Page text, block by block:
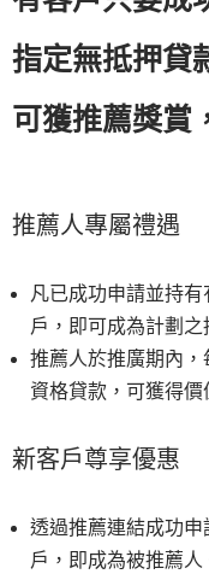
指定無抵押貸
可獲推薦獎賞
推薦人專屬禮遇
凡已成功申請並持
戶，即可成為計劃之
推薦人於推廣期內
資格貸款，可獲得價
新客戶尊享優惠
透過推薦連結成功
戶，即成為被推薦人